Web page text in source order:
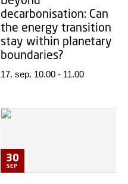
decarbonisation: Can
the energy transition
stay within planetary
boundaries?
17. sep. 10.00- 11.00
30
SEP